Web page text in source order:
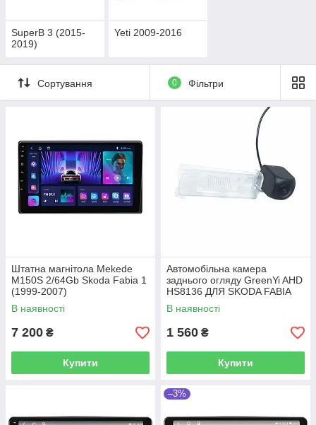
SuperB 3 (2015-
2019)
Yeti 2009-2016
Сортування 0 Фільтри
Штатна магнітола Mekede
M150S 2/64Gb Skoda Fabia 1
(1999-2007)
В наявності
7 200 ₴
Купити
Автомобільна камера
заднього огляду GreenYi AHD
HS8136 ДЛЯ SKODA FABIA
KODIAQ SUPERB OCTAVIA
RAPID/VW BORA SHARAN
В наявності
1 560 ₴
Купити
–3%